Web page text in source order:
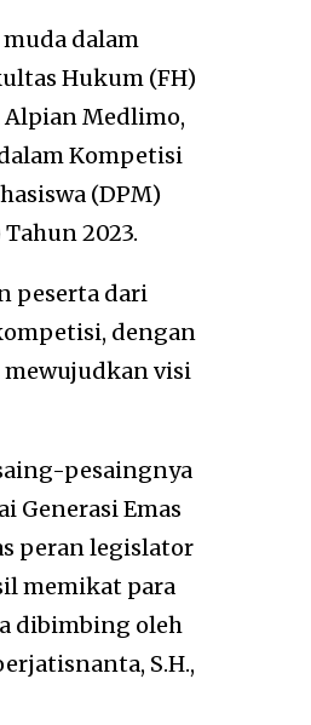
dalam
Hukum (FH)
Medlimo,
Kompetisi
(DPM)
2023.
peserta dari
dengan
visi
pesaingnya
Generasi Emas
peran legislator
memikat para
dibimbing oleh
S.H.,